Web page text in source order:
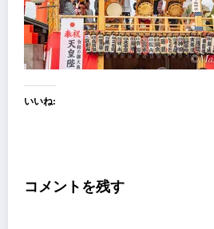
いいね:
コメントを残す